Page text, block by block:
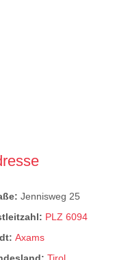
Jennisweg 25
PLZ 6094
Axams